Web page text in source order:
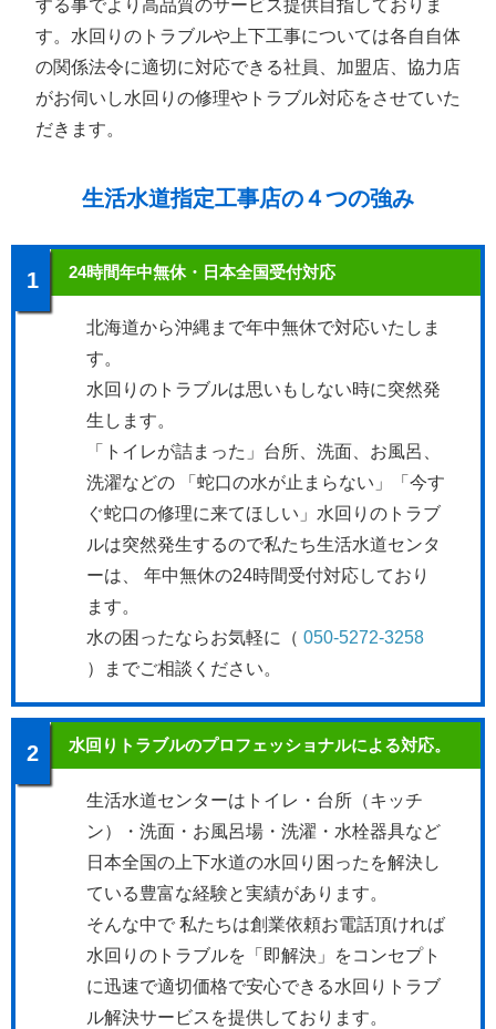
する事でより高品質のサービス提供目指しておりま
す。水回りのトラブルや上下工事については各自自体
の関係法令に適切に対応できる社員、加盟店、協力店
がお伺いし水回りの修理やトラブル対応をさせていた
だきます。
生活水道指定工事店の４つの強み
1 24時間年中無休・日本全国受付対応
北海道から沖縄まで年中無休で対応いたしま
す。
水回りのトラブルは思いもしない時に突然発
生します。
「トイレが詰まった」台所、洗面、お風呂、
洗濯などの 「蛇口の水が止まらない」「今す
ぐ蛇口の修理に来てほしい」水回りのトラブ
ルは突然発生するので私たち生活水道センタ
ーは、 年中無休の24時間受付対応しており
ます。
水の困ったならお気軽に（ 050-5272-3258
）までご相談ください。
2 水回りトラブルのプロフェッショナルによる対応。
生活水道センターはトイレ・台所（キッチ
ン）・洗面・お風呂場・洗濯・水栓器具など
日本全国の上下水道の水回り困ったを解決し
ている豊富な経験と実績があります。
そんな中で 私たちは創業依頼お電話頂ければ
水回りのトラブルを「即解決」をコンセプト
に迅速で適切価格で安心できる水回りトラブ
ル解決サービスを提供しております。